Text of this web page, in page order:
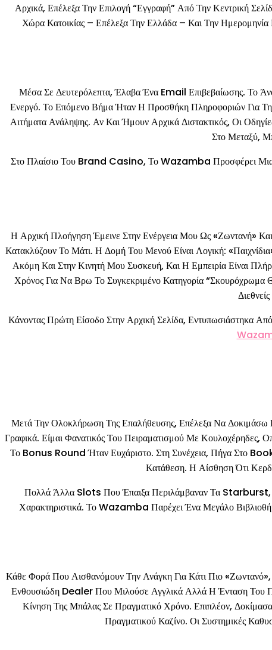
Αρχικά, Επέλεξα Την Επιλογή “Εγγραφή” Από Την Κεντρική
Χώρα Κατοικίας – Επέλεξα Την Ελλάδα – Και Την Ημερομηνία
Μέσα Σε Δευτερόλεπτα, Έλαβα Ένα Email Επιβεβαίωσης. Το
Ενεργό. Το Επόμενο Βήμα Ήταν Η Προσθήκη Πληροφοριών Για
Αιτήματα Ανάληψης. Αν Και Ήμουν Αρχικά Διστακτικός, Οι
Στο Μεταξύ,
Στο Πλαίσιο Του Brand Casino, Το Wazamba Προσφέρει Μια
Η Αρχική Πλοήγηση Έμεινε Στην Ενέργεια Μου Ως «ζωντανή»
Κατακλύζουν Το Μάτι. Η Δομή Του Μενού Είναι Λογική:
Ακόμη Και Στην Κινητή Μου Συσκευή, Και Η Εμπειρία Είναι
Χρόνος Για Να Βρω Το Συγκεκριμένο Κατηγορία “Σκουρόχρωμα
Κάνοντας Πρώτη Είσοδο Στην Αρχική Σελίδα, Εντυπωσιάστηκα
Μετά Την Ολοκλήρωση Της Επαλήθευσης, Επέλεξα Να
Γραφικά. Είμαι Φανατικός Του Πειραματισμού Με
Το Bonus Round Ήταν Ευχάριστο. Στη Συνέχεια, Πήγα Στο
Κατάθεση. Η Αίσθηση Ότι
Πολλά Άλλα Slots Που Έπαιξα Περιλάμβαναν Τα Starburst,
Χαρακτηριστικά. Το Wazamba Παρέχει Ένα Μεγάλο
Κάθε Φορά Που Αισθανόμουν Την Ανάγκη Για Κάτι Πιο
Ενθουσιώδη Dealer Που Μιλούσε Αγγλικά Αλλά Η Ένταση Του
Κίνηση Της Μπάλας Σε Πραγματικό Χρόνο. Επιπλέον,
Πραγματικού Καζίνο. Οι Συστημικές